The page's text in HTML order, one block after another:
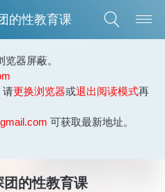
的性教育课
器屏蔽。
请更换浏览器或退出阅读模式再
可获取最新地址。
团的性教育课